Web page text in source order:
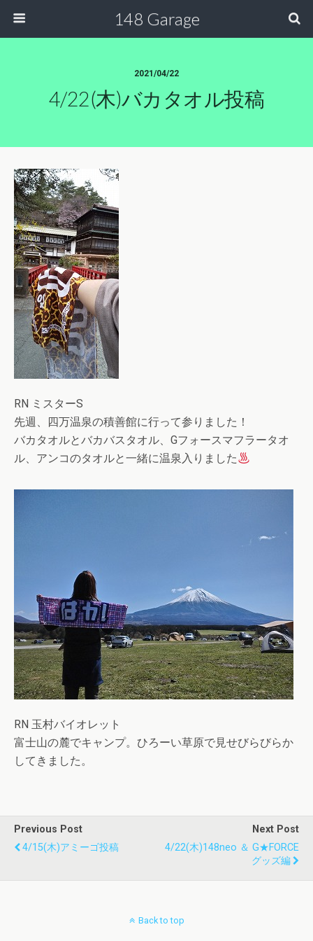
148 Garage
2021/04/22
4/22(木)バカタオル投稿
RN ミスターS
先週、四万温泉の積善館に行って参りました！
バカタオルとバカバスタオル、Gフォースマフラータオ
ル、アンコのタオルと一緒に温泉入りました
RN 玉村バイオレット
富士山の麓でキャンプ。ひろーい草原で見せびらびらか
してきました。
Previous Post
4/15(木)アミーゴ投稿
Next Post
4/22(木)148neo ＆ G★FORCE
グッズ編
Back to top